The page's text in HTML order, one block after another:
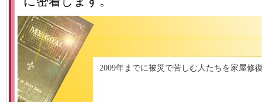
2009年までに被災で苦しむ人たちを家屋修